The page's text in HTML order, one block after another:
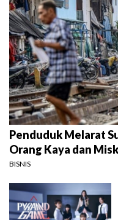
Penduduk Melarat
Orang Kaya dan
BISNIS